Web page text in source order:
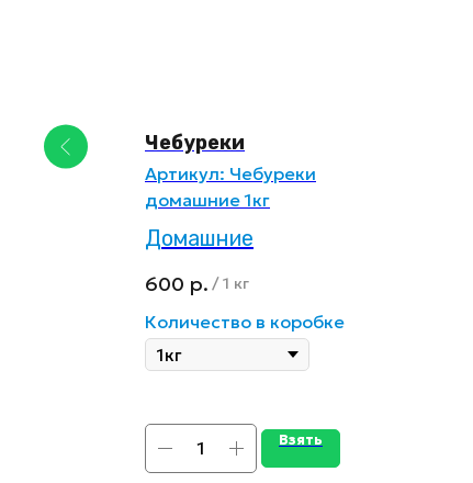
Чебуреки
Артикул: Чебуреки
домашние 1кг
Домашние
600 р. /1 кг
Количество в коробке
Взять